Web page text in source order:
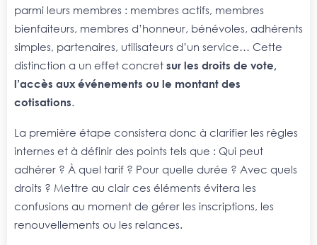
parmi leurs membres : membres actifs, membres
bienfaiteurs, membres d’honneur, bénévoles, adhérents
simples, partenaires, utilisateurs d’un service… Cette
distinction a un effet concret sur les droits de vote,
l’accès aux événements ou le montant des
cotisations.
La première étape consistera donc à clarifier les règles
internes et à définir des points tels que : Qui peut
adhérer ? À quel tarif ? Pour quelle durée ? Avec quels
droits ? Mettre au clair ces éléments évitera les
confusions au moment de gérer les inscriptions, les
renouvellements ou les relances.